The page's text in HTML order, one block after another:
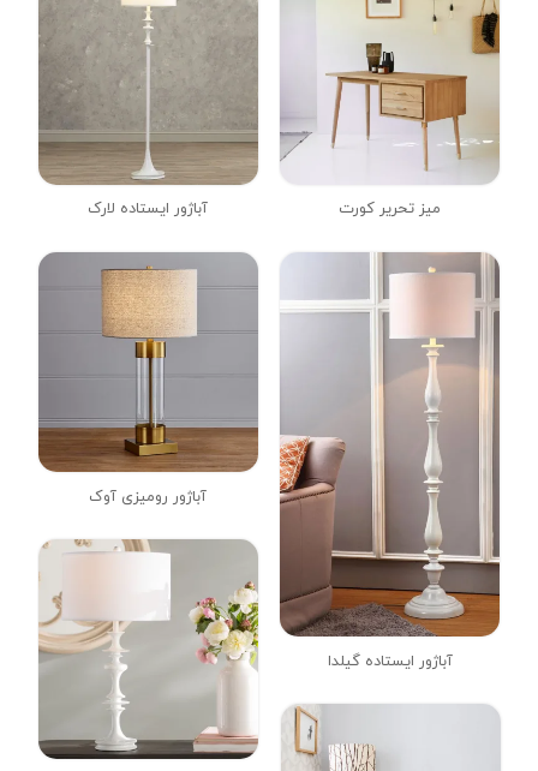
میز تحریر کورت آباژور ایستاده لارک
آباژور ایستاده گیلدا
آباژور رومیزی آوک